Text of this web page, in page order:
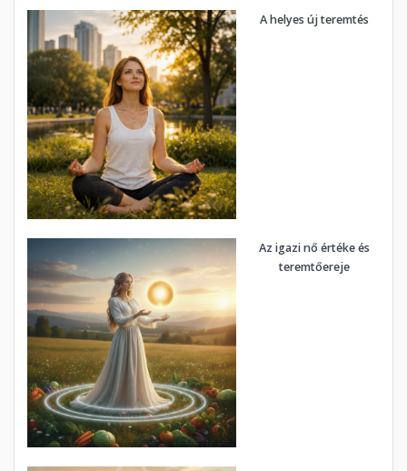
A helyes új teremtés
Az igazi nő értéke és
teremtőereje